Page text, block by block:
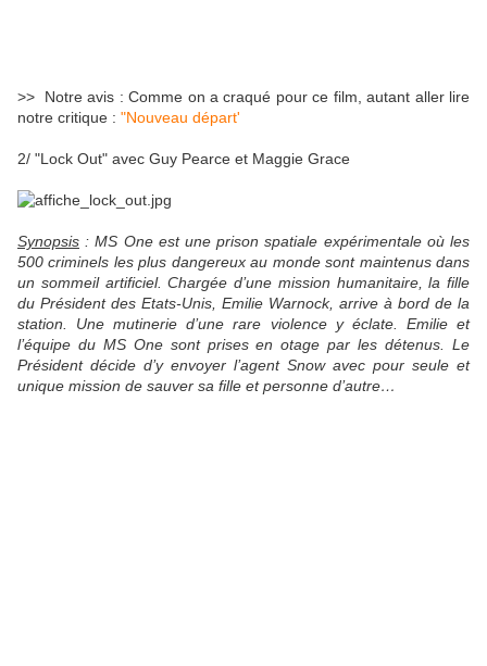
>> Notre avis : Comme on a craqué pour ce film, autant aller lire
notre critique : "Nouveau départ'
2/ "Lock Out" avec Guy Pearce et Maggie Grace
Synopsis : MS One est une prison spatiale expérimentale où les
500 criminels les plus dangereux au monde sont maintenus dans
un sommeil artificiel. Chargée d’une mission humanitaire, la fille
du Président des Etats-Unis, Emilie Warnock, arrive à bord de la
station. Une mutinerie d’une rare violence y éclate. Emilie et
l’équipe du MS One sont prises en otage par les détenus. Le
Président décide d’y envoyer l’agent Snow avec pour seule et
unique mission de sauver sa fille et personne d’autre…